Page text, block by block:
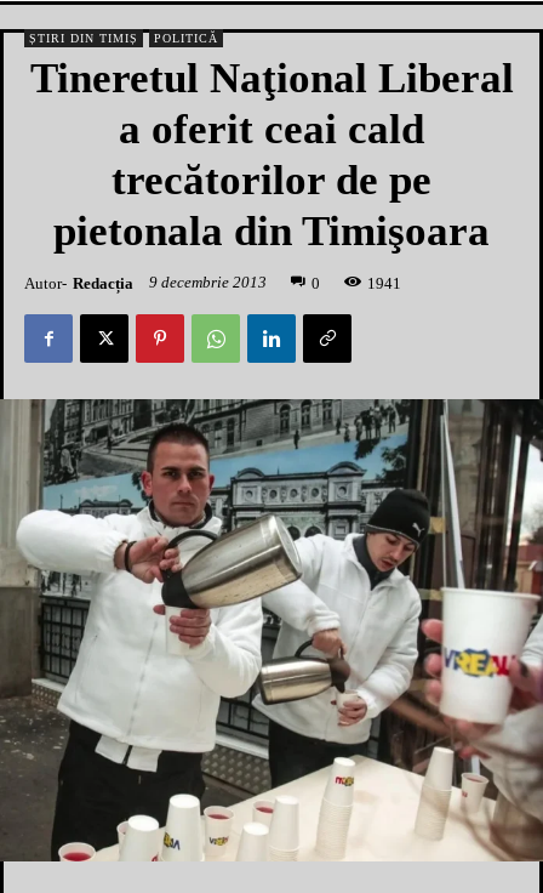
ȘTIRI DIN TIMIȘ POLITICĂ
Tineretul Naţional Liberal
a oferit ceai cald
trecătorilor de pe
pietonala din Timişoara
Autor- Redacția 9 decembrie 2013 0 1 941